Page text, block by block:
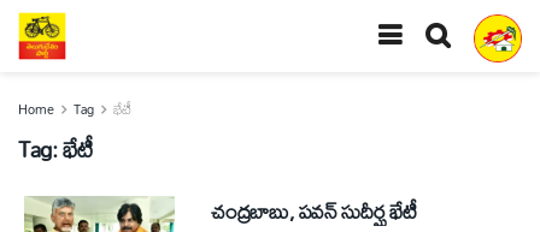
Home Tag భేటీ
Tag:భేటీ
చంద్రబాబు, పవన్‌ సుదీర్ఘ భేటీ